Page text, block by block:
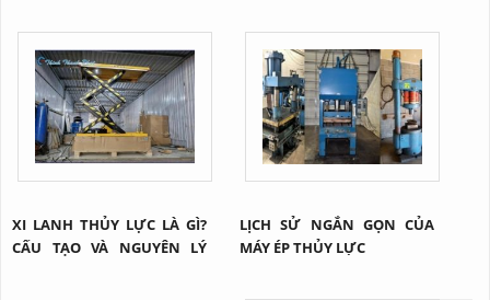
XI LANH THỦY LỰC LÀ GÌ?
CẤU TẠO VÀ NGUYÊN LÝ
LỊCH SỬ NGẮN GỌN CỦA
MÁY ÉP THỦY LỰC